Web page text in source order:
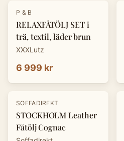
P & B
RELAXFÅTÖLJ SET i
trä, textil, läder brun
XXXLutz
6 999 kr
SOFFADIREKT
STOCKHOLM Leather
Fåtölj Cognac